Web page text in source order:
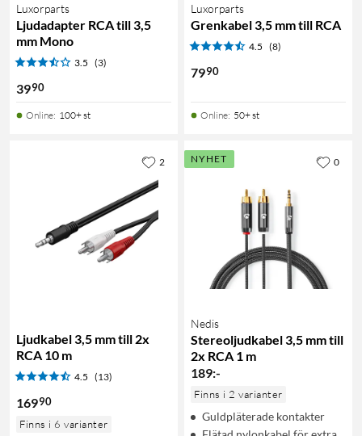
Luxorparts
Ljudadapter RCA till 3,5
mm Mono
3.5 (3)
3990
Online: 100+ st
Luxorparts
Grenkabel 3,5 mm till RCA
4.5 (8)
7990
Online: 50+ st
Ljudkabel 3,5 mm till 2x
RCA 10 m
4.5 (13)
16990
Finns i 6 varianter
2 NYHET
Nedis
Stereoljudkabel 3,5 mm till
2x RCA 1 m
189:-
Finns i 2 varianter
Guldpläterade kontakter
0